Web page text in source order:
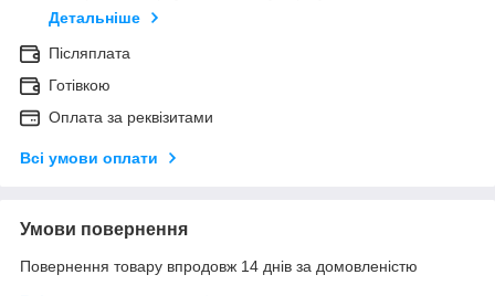
Детальніше
Післяплата
Готівкою
Оплата за реквізитами
Всі умови оплати
Умови повернення
Повернення товару впродовж 14 днів за домовленістю